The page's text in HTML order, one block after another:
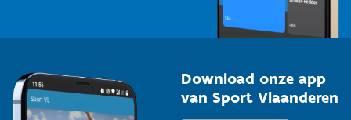
Download onze app
van Sport Vlaanderen